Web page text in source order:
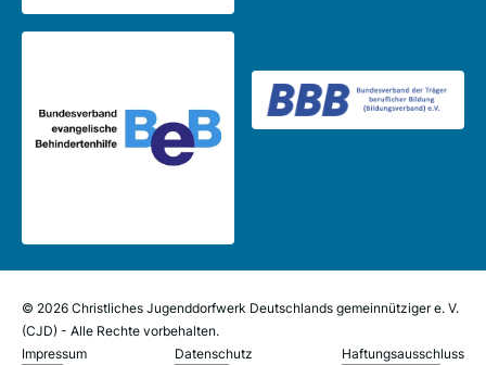
© 2026 Christliches Jugenddorfwerk Deutschlands gemeinnütziger e. V.
(CJD) - Alle Rechte vorbehalten.
Impressum
Datenschutz Haftungsausschluss